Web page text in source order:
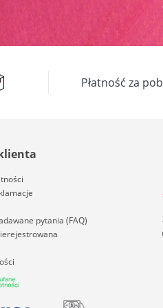
Płatność za
pytania (FAQ)